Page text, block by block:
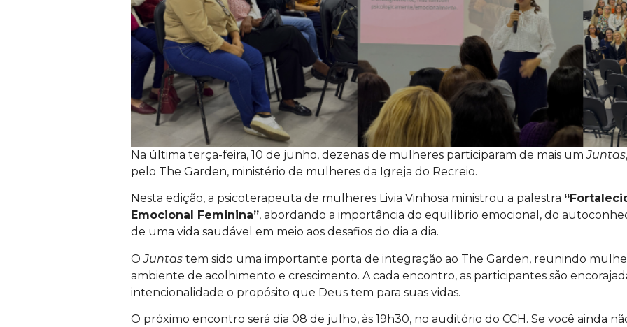
Na última terça-feira, 10 de junho, dezenas de mulheres participaram de mais umJuntas
pelo The Garden, ministério de mulheres da Igreja do Recreio.
Nesta edição, a psicoterapeuta de mulheres Livia Vinhosa ministrou a palestra
Emocional Feminina”, abordando a importância do equilíbrio emocional, do
de uma vida saudável em meio aos desafios do dia a dia.
OJuntas tem sido uma importante porta de integração ao The Garden, reunindo
ambiente de acolhimento e crescimento. A cada encontro, as participantes são
intencionalidade o propósito que Deus tem para suas vidas.
O próximo encontro será dia 08 de julho, às 19h30, no auditório do CCH. Se você ainda